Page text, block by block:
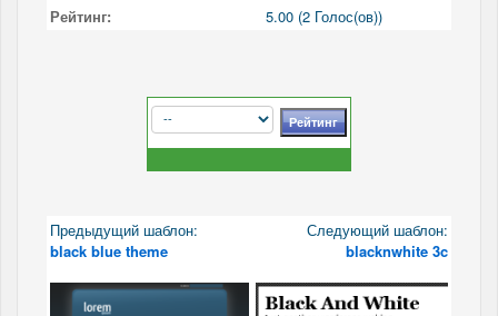
Рейтинг:
5.00 (2 Голос(ов))
Предыдущий шаблон:
black blue theme
Следующий шаблон:
blacknwhite 3c